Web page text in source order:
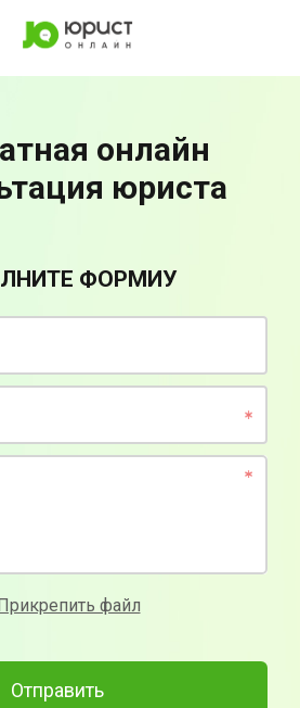
онлайн
юриста
ФОРМИУ
файл
Отправить